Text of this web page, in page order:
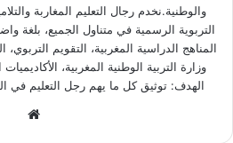
والوطنية.نخدم رجال التعليم المغاربة
التربوية الرسمية في متناول الجميع،
المناهج الدراسية المغربية، التقويم
وزارة التربية الوطنية المغربية،
الهدف: توثيق كل ما يهم رجل التعليم